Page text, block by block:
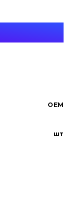
OEM
шт